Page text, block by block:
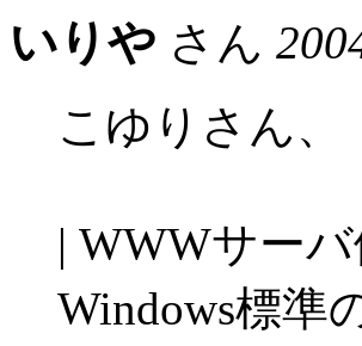
いりや さん
こゆりさん、
| WWWサー
Windows標準